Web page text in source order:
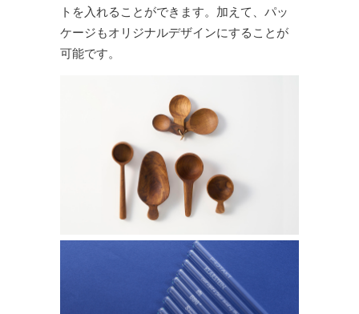
トを入れることができます。加えて、パッ
ケージもオリジナルデザインにすることが
可能です。